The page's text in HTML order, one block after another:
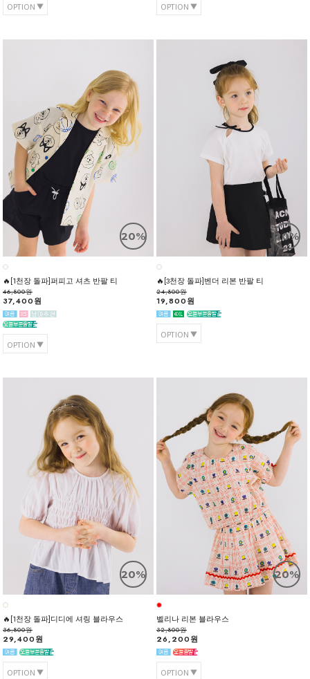
OPTION OPTION
20%
🔥[1천장 돌파]퍼피고 셔츠 반팔 티
46,800원
37,400원
OPTION
20%
🔥[3천장 돌파]벤더 리본 반팔 티
24,800원
19,800원
OPTION
20%
🔥[1천장 돌파]디디에 셔링 블라우스
36,800원
29,400원
OPTION
20%
벨리나 리본 블라우스
32,800원
26,200원
OPTION